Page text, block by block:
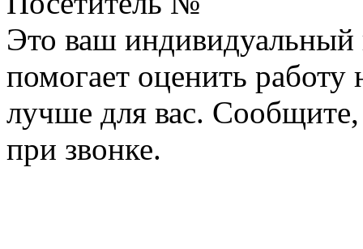
Это ваш
помогает оценить работу
лучше для вас.
при звонке.